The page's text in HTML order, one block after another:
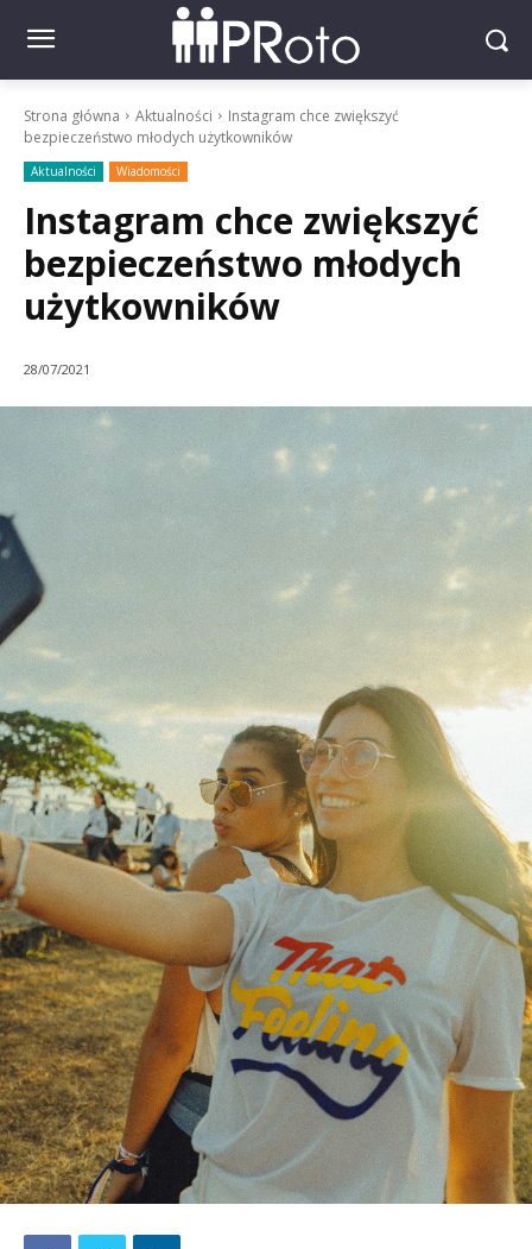
Strona główna Aktualności
Instagram chce zwiększyć
bezpieczeństwo młodych użytkowników
Aktualności Wiadomości
Instagram chce zwiększyć
bezpieczeństwo młodych
użytkowników
28/07/2021